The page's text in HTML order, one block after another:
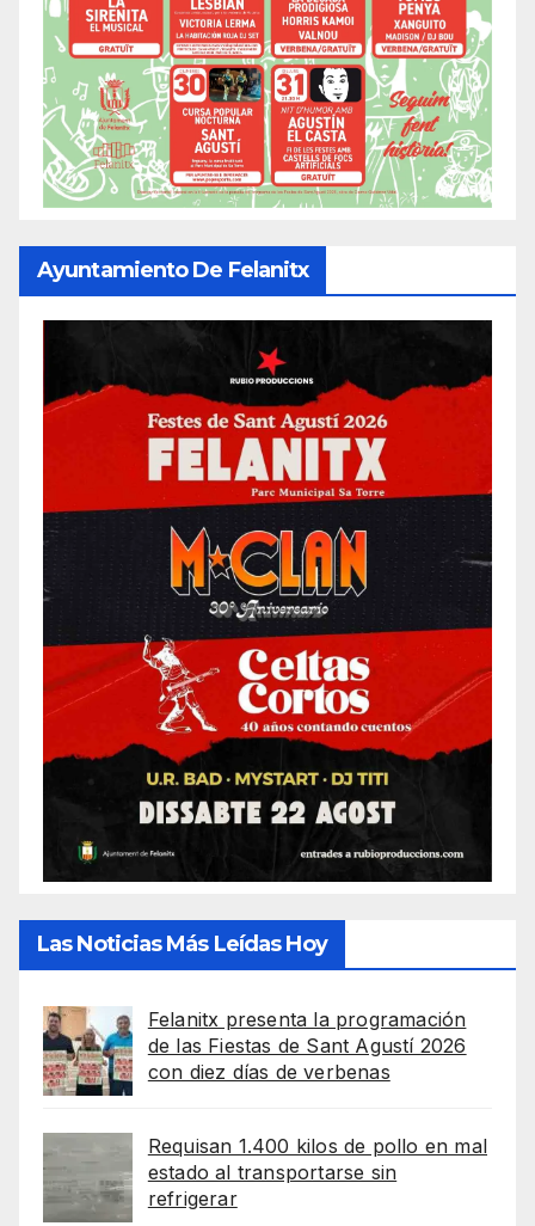
Ayuntamiento De Felanitx
Las Noticias Más Leídas Hoy
Felanitx presenta la programación
de las Fiestas de Sant Agustí 2026
con diez días de verbenas
Requisan 1.400 kilos de pollo en mal
estado al transportarse sin
refrigerar